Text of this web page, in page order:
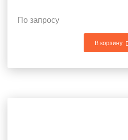
По запросу
В корзину